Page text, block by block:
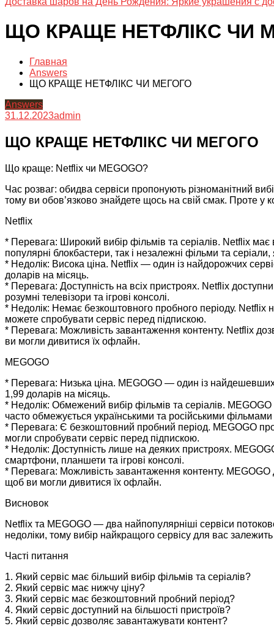
ЩО КРАЩЕ НЕТФЛІКС ЧИ
Главная
Answers
ЩО КРАЩЕ НЕТФЛІКС ЧИ МЕГОГО
Answers
31.12.2023admin
ЩО КРАЩЕ НЕТФЛІКС ЧИ МЕГОГО
Що краще: Netflix чи MEGOGO?
Час розваг: обидва сервіси пропонують різноманітний
тому ви обов’язково знайдете щось на свій смак. Проте у
Netflix
* Перевага: Широкий вибір фільмів та серіалів. Netflix має
популярні блокбастери, так і незалежні фільми та
* Недолік: Висока ціна. Netflix — один із найдорожчих
доларів на місяць.
* Перевага: Доступність на всіх пристроях. Netflix
розумні телевізори та ігрові консолі.
* Недолік: Немає безкоштовного пробного періоду. Netflix
можете спробувати сервіс перед підпискою.
* Перевага: Можливість завантаження контенту. Netflix
ви могли дивитися їх офлайн.
MEGOGO
* Перевага: Низька ціна. MEGOGO — один із найдешевших
1,99 доларів на місяць.
* Недолік: Обмежений вибір фільмів та серіалів.
часто обмежується українськими та російськими
* Перевага: Є безкоштовний пробний період. MEGOGO
могли спробувати сервіс перед підпискою.
* Недолік: Доступність лише на деяких пристроях.
смартфони, планшети та ігрові консолі.
* Перевага: Можливість завантаження контенту.
щоб ви могли дивитися їх офлайн.
Висновок
Netflix та MEGOGO — два найпопулярніші сервіси
недоліки, тому вибір найкращого сервісу для вас
Часті питання
1. Який сервіс має більший вибір фільмів та серіалів?
2. Який сервіс має нижчу ціну?
3. Який сервіс має безкоштовний пробний період?
4. Який сервіс доступний на більшості пристроїв?
5. Який сервіс дозволяє завантажувати контент?